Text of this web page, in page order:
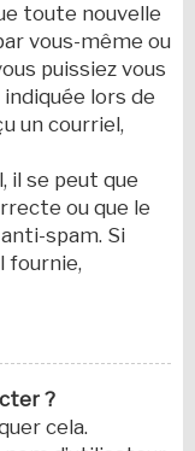
toute nouvelle
vous-même ou
puissiez vous
lors de
un courriel,
il se peut que
ou que le
spam. Si
fournie,
?
cela.